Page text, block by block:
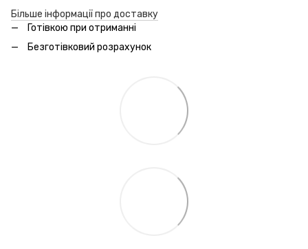
Більше інформації про доставку
Готівкою при отриманні
Безготівковий розрахунок